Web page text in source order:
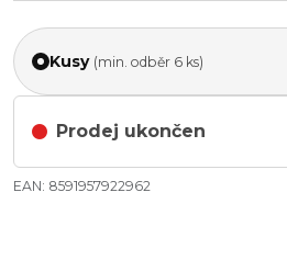
Kusy (min. odběr 6 ks)
Prodej ukončen
EAN: 8591957922962